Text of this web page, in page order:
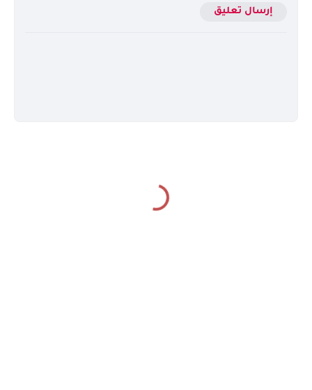
إرسال تعليق